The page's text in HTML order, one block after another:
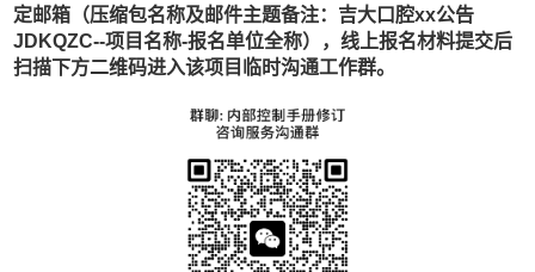
定邮箱（压缩包名称及邮件主题备注：吉大口腔xx公告
JDKQZC--项目名称-报名单位全称），线上报名材料提交后
扫描下方二维码进入该项目临时沟通工作群。